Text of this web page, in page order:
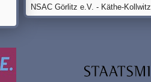
NSAC Görlitz e.V. - Käthe-